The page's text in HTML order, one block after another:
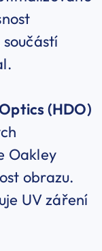
(HDO)
Oakley
obrazu.
UV záření